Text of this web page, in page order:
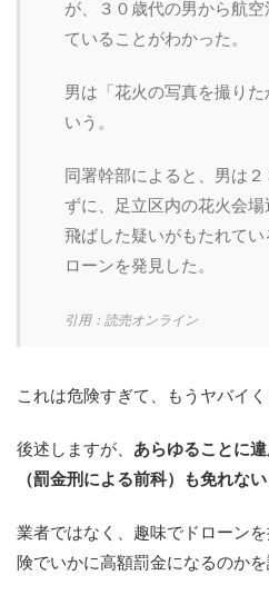
が、３０歳代の男から航
ていることがわかった。
男は「花火の写真を撮り
いう。
同署幹部によると、男は
ずに、足立区内の花火会
飛ばした疑いがもたれて
ローンを発見した。
引用：読売オンライン
これは危険すぎて、もうヤバイく
後述しますが、 あらゆることに
（罰金刑による前科）も免れない
業者ではなく、趣味でドローン
険でいかに高額罰金になるのかを